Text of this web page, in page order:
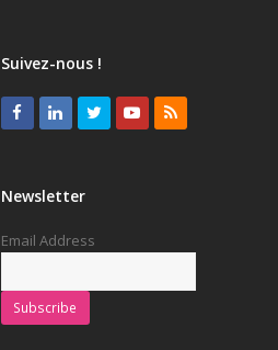
Suivez-nous !
FacebookLinkedInTwitterYoutubeRSS
Newsletter
Email Address